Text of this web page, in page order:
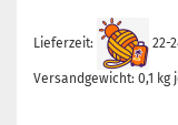
Lieferzeit: 22-
Versandgewicht: 0,1 kg